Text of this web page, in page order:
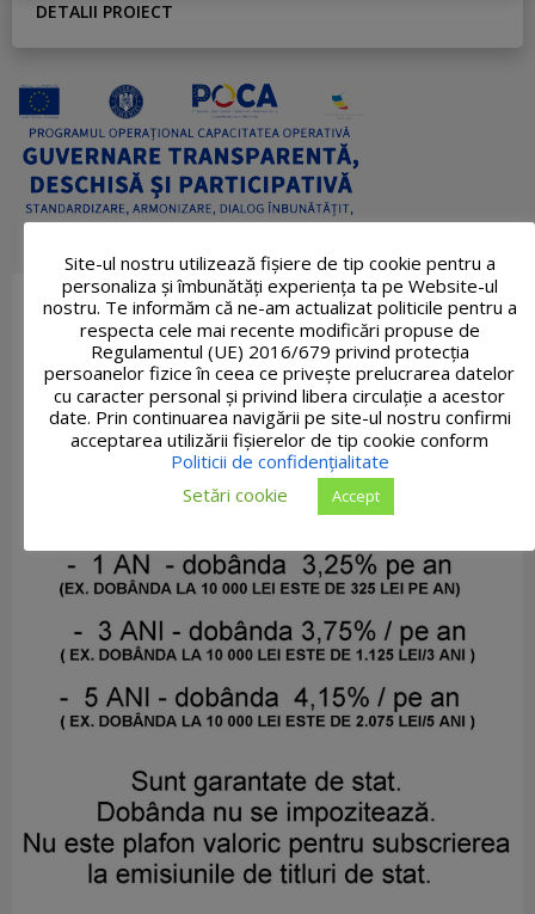
DETALII PROIECT
Site-ul nostru utilizează fişiere de tip cookie pentru a
personaliza și îmbunătăți experiența ta pe Website-ul
nostru. Te informăm că ne-am actualizat politicile pentru a
respecta cele mai recente modificări propuse de
Regulamentul (UE) 2016/679 privind protecția
persoanelor fizice în ceea ce privește prelucrarea datelor
cu caracter personal și privind libera circulație a acestor
date. Prin continuarea navigării pe site-ul nostru confirmi
acceptarea utilizării fişierelor de tip cookie conform
Politicii de confidențialitate
Setări cookie
Accept